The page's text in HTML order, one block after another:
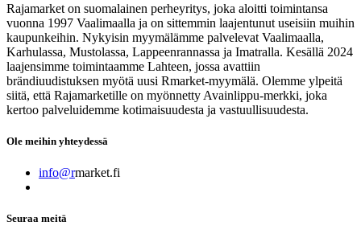
Rajamarket on suomalainen perheyritys, joka aloitti toimintansa
vuonna 1997 Vaalimaalla ja on sittemmin laajentunut useisiin muihin
kaupunkeihin. Nykyisin myymälämme palvelevat Vaalimaalla,
Karhulassa, Mustolassa, Lappeenrannassa ja Imatralla. Kesällä 2024
laajensimme toimintaamme Lahteen, jossa avattiin
brändiuudistuksen myötä uusi Rmarket-myymälä. Olemme ylpeitä
siitä, että Rajamarketille on myönnetty Avainlippu-merkki, joka
kertoo palveluidemme kotimaisuudesta ja vastuullisuudesta.
Ole meihin yhteydessä
info@rmarket.fi
Seuraa meitä